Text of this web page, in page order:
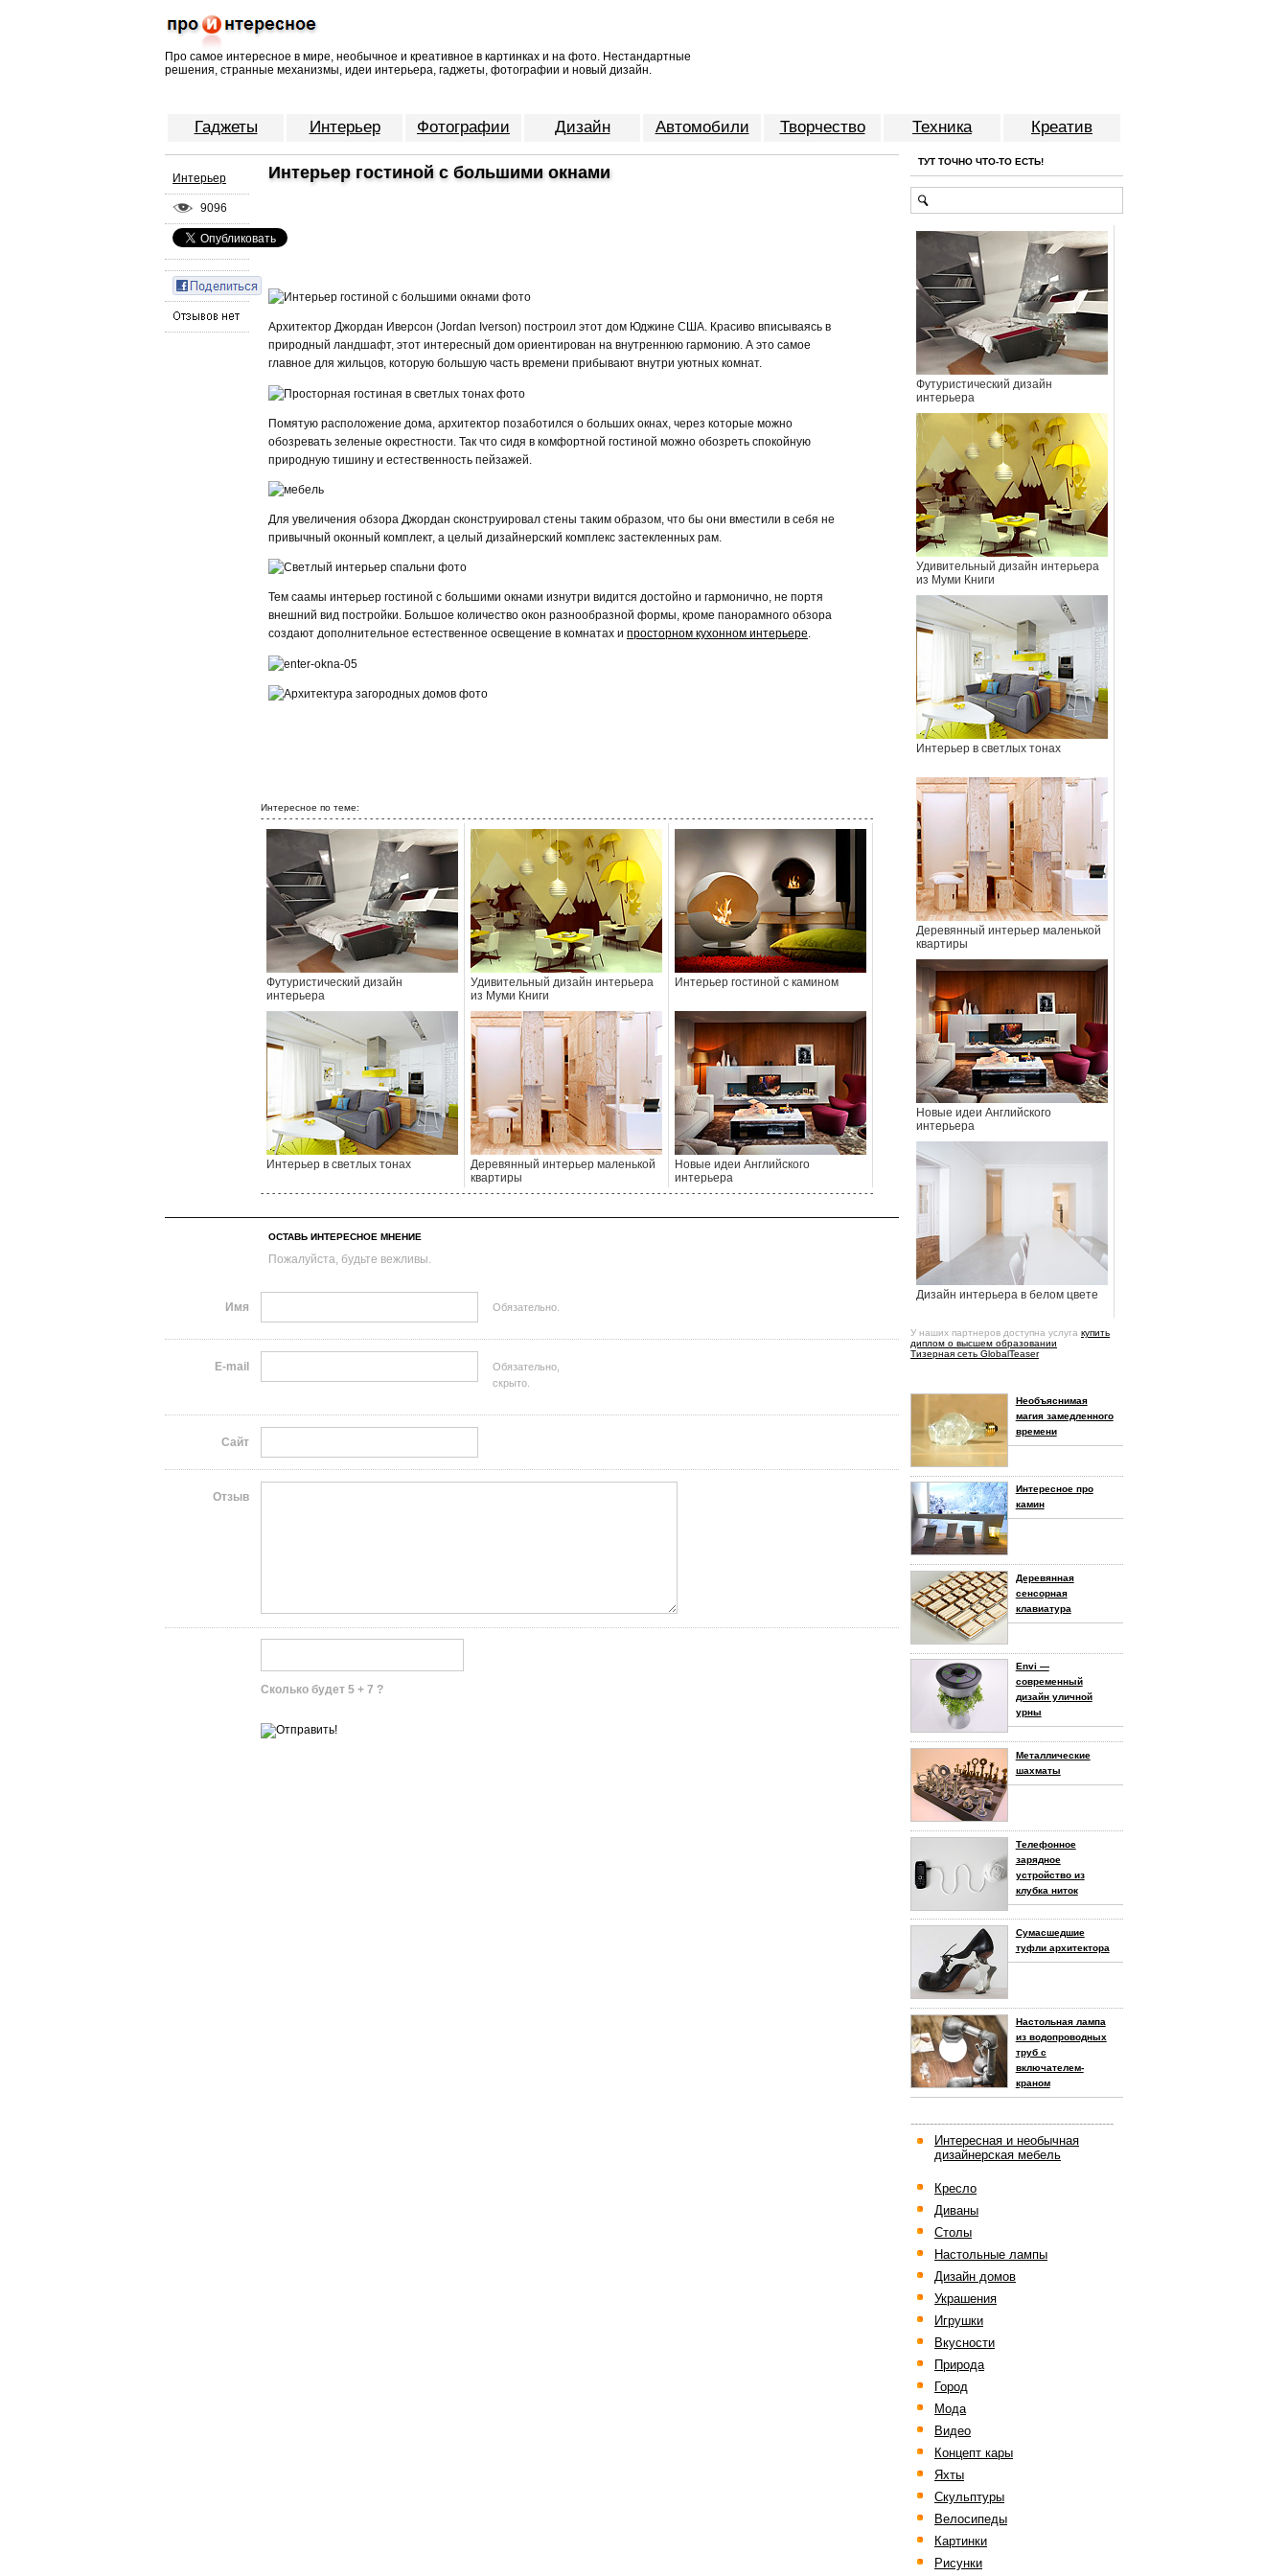
Про самое интересное в мире, необычное и креативное в картинках и на фото. Нестандартные
решения, странные механизмы, идеи интерьера, гаджеты, фотографии и новый дизайн.
Гаджеты Интерьер Фотографии Дизайн Автомобили Творчество Техника Креатив
Интерьер
9096
Интерьер гостиной с большими окнами
Архитектор Джордан Иверсон (Jordan Iverson) построил этот дом Юджине США. Красиво вписываясь в
природный ландшафт, этот интересный дом ориентирован на внутреннюю гармонию. А это самое
главное для жильцов, которую большую часть времени прибывают внутри уютных комнат.
Помятую расположение дома, архитектор позаботился о больших окнах, через которые можно
обозревать зеленые окрестности. Так что сидя в комфортной гостиной можно обозреть спокойную
природную тишину и естественность пейзажей.
Для увеличения обзора Джордан сконструировал стены таким образом, что бы они вместили в себя не
привычный оконный комплект, а целый дизайнерский комплекс застекленных рам.
Тем саамы интерьер гостиной с большими окнами изнутри видится достойно и гармонично, не портя
внешний вид постройки. Большое количество окон разнообразной формы, кроме панорамного обзора
создают дополнительное естественное освещение в комнатах и просторном кухонном интерьере.
Интересное по теме:
- - - - - - - - - - - - - - - - - - - - - - - - - - - - - - - - - - - - - - - - - - - - - - - - - - - - - - - - - - - - - - - - - - - - - - - - - - - - - - - - - - - - - - - - - - - - - - - - - - - - - - - - - - -
Футуристический дизайн
интерьера
Удивительный дизайн интерьера
из Муми Книги
Интерьер гостиной с камином
Интерьер в светлых тонах
Деревянный интерьер маленькой
квартиры
Новые идеи Английского
интерьера
- - - - - - - - - - - - - - - - - - - - - - - - - - - - - - - - - - - - - - - - - - - - - - - - - - - - - - - - - - - - - - - - - - - - - - - - - - - - - - - - - - - - - - - - - - - - - - - - - - - - - - - - - - -
ОСТАВЬ ИНТЕРЕСНОЕ МНЕНИЕ
Пожалуйста, будьте вежливы.
Имя Обязательно.
E-mail
Обязательно,
скрыто.
Сайт
Отзыв
Сколько будет 5 + 7 ?
ТУТ ТОЧНО ЧТО-ТО ЕСТЬ!
Футуристический дизайн
интерьера
Удивительный дизайн интерьера
из Муми Книги
Интерьер в светлых тонах
Деревянный интерьер маленькой
квартиры
Новые идеи Английского
интерьера
Дизайн интерьера в белом цвете
У наших партнеров доступна услуга купить
диплом о высшем образовании
Тизерная сеть GlobalTeaser
Необъяснимая
магия замедленного
времени
Интересное про
камин
Деревянная
сенсорная
клавиатура
Envi —
современный
дизайн уличной
урны
Металлические
шахматы
Телефонное
зарядное
устройство из
клубка ниток
Сумасшедшие
туфли архитектора
Настольная лампа
из водопроводных
труб с
включателем-
краном
-----------------------------------------------------
Интересная и необычная
дизайнерская мебель
Кресло
Диваны
Столы
Настольные лампы
Дизайн домов
Украшения
Игрушки
Вкусности
Природа
Город
Мода
Видео
Концепт кары
Яхты
Скульптуры
Велосипеды
Картинки
Рисунки